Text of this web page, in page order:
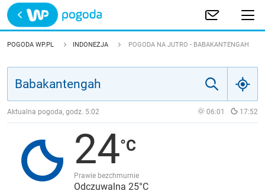
Trwa ładowanie
POLSKA
JAKOŚĆ POWIETRZA
POGODA WP.PL INDONEZJA POGODA NA JUTRO - BABAKANTENGAH
Aktualna pogoda, godz. 5:02 06:01 17:52
24
Prawie bezchmurnie
Odczuwalna 25°C